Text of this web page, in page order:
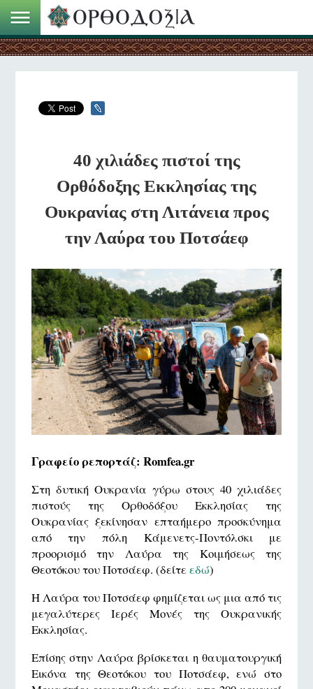
40 χιλιάδες πιστοί της
Ορθόδοξης Εκκλησίας της
Ουκρανίας στη Λιτάνεια προς
την Λαύρα του Ποτσάεφ
Γραφείο ρεπορτάζ: Romfea.gr
Στη δυτική Ουκρανία γύρω στους 40 χιλιάδες
πιστούς της Ορθοδόξου Εκκλησίας της
Ουκρανίας ξεκίνησαν επταήμερο προσκύνημα
από την πόλη Κάμενετς-Ποντόλσκι με
προορισμό την Λαύρα της Κοιμήσεως της
Θεοτόκου του Ποτσάεφ. (δείτεεδώ)
Η Λαύρα του Ποτσάεφ φημίζεται ως μια από τις
μεγαλύτερες Ιερές Μονές της Ουκρανικής
Εκκλησίας.
Επίσης στην Λαύρα βρίσκεται η θαυματουργική
Εικόνα της Θεοτόκου του Ποτσάεφ, ενώ στο